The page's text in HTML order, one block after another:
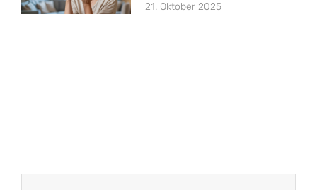
21. Oktober 2025